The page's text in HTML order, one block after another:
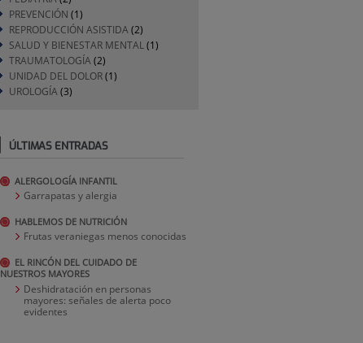
PREVENCIÓN (1)
REPRODUCCIÓN ASISTIDA(2)
SALUD Y BIENESTAR MENTAL(1)
TRAUMATOLOGÍA(2)
UNIDAD DEL DOLOR(1)
UROLOGÍA(3)
ÚLTIMAS ENTRADAS
ALERGOLOGÍA INFANTIL
Garrapatas y alergia
HABLEMOS DE NUTRICIÓN
Frutas veraniegas menos conocidas
EL RINCÓN DEL CUIDADO DE
NUESTROS MAYORES
Deshidratación en personas
mayores: señales de alerta poco
evidentes